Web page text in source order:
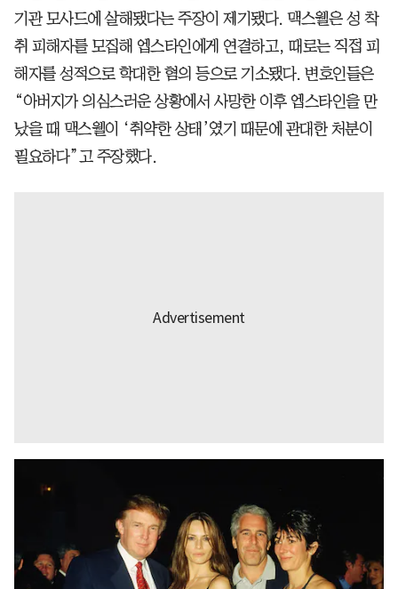
기관 모사드에 살해됐다는 주장이 제기됐다. 맥스웰은 성 착
취 피해자를 모집해 엡스타인에게 연결하고, 때로는 직접 피
해자를 성적으로 학대한 혐의 등으로 기소됐다. 변호인들은
“아버지가 의심스러운 상황에서 사망한 이후 엡스타인을 만
났을 때 맥스웰이 ‘취약한 상태’였기 때문에 관대한 처분이
필요하다”고 주장했다.